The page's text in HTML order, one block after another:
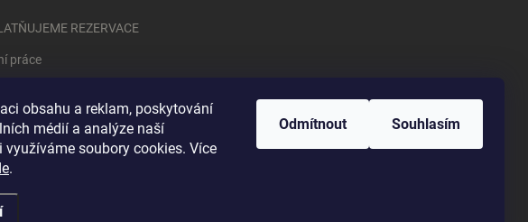
obsahu a reklam, poskytování
médií a analýze naší
využíváme soubory cookies. Více
.
Odmítnout Souhlasím
REZERVACE
práce
se rozhodnout….